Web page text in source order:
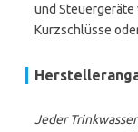
und Steuergeräte
Kurzschlüsse
Jeder